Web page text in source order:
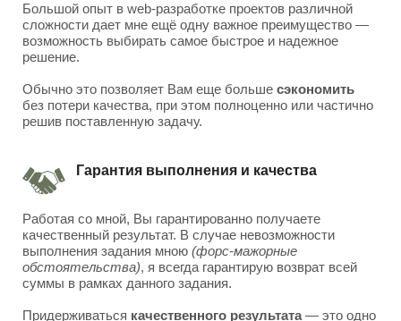
Большой опыт в web-разработке проектов различной
сложности дает мне ещё одну важное преимущество —
возможность выбирать самое быстрое и надежное
решение.
Обычно это позволяет Вам еще больше сэкономить
без потери качества, при этом полноценно или частично
решив поставленную задачу.
Гарантия выполнения и качества
Работая со мной, Вы гарантированно получаете
качественный результат. В случае невозможности
выполнения задания мною (форс-мажорные
обстоятельства), я всегда гарантирую возврат всей
суммы в рамках данного задания.
Придерживаться качественного результата— это одно